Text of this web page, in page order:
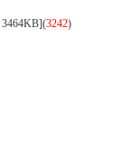
3464KB](3242)